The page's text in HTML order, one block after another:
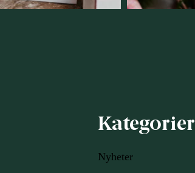
Kategorier
Nyheter